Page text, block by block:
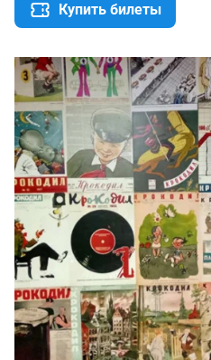
Купить билеты